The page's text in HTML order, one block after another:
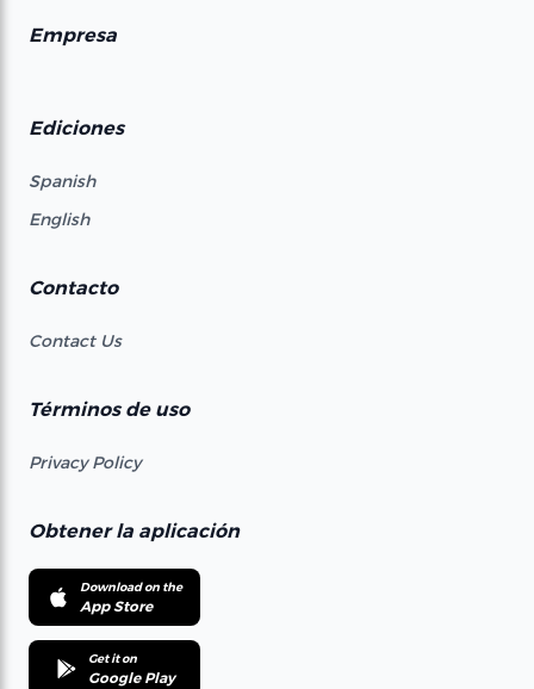
Empresa
Ediciones
Spanish
English
Contacto
Contact Us
Términos de uso
Privacy Policy
Obtener la aplicación
Download on the
App Store
Get it on
Google Play